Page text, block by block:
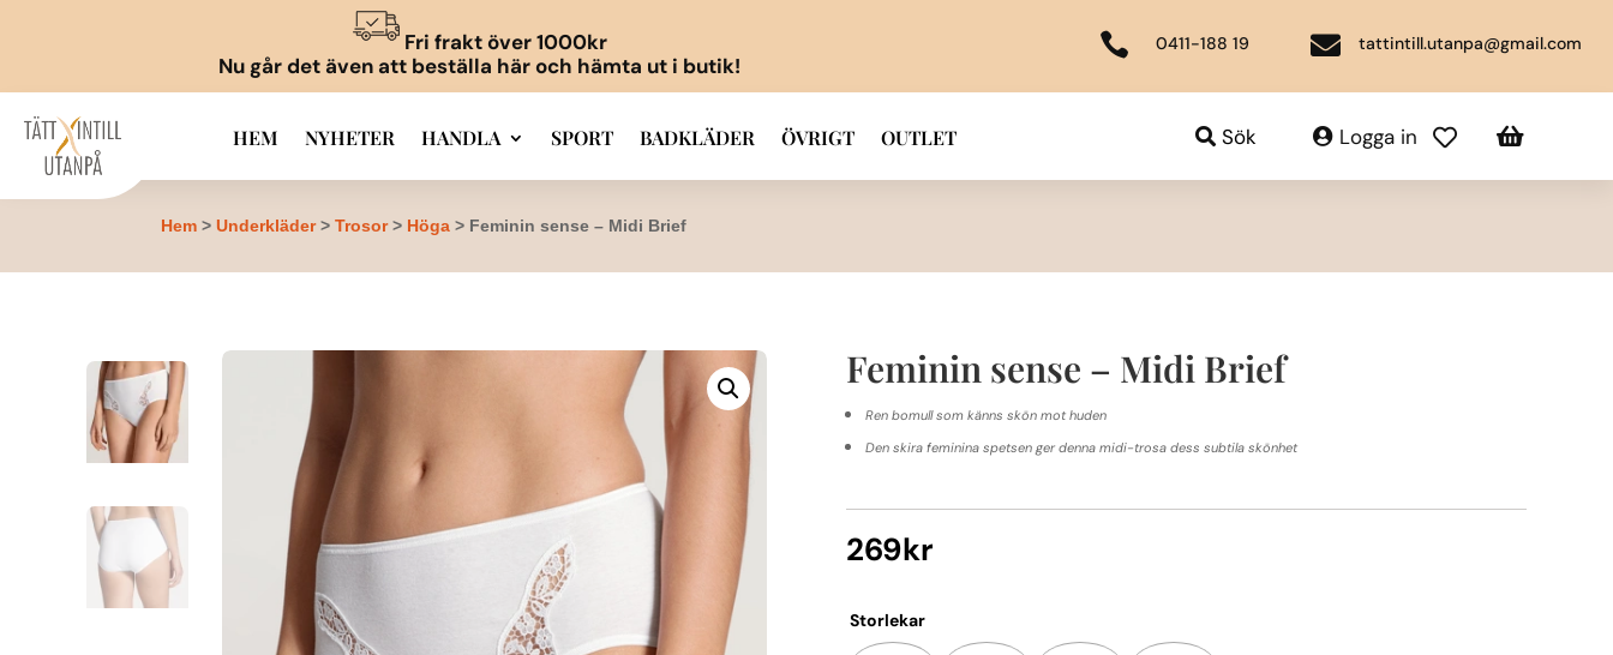
Fri frakt över 1000kr
Nu går det även att beställa här och hämta ut i butik!
 0411-188 19  tattintill.utanpa@gmail.com
HEM NYHETER HANDLA SPORT BADKLÄDER ÖVRIGT OUTLET  
Logga in
Sök
Hem >Underkläder>Trosor> Höga > Feminin sense – Midi Brief
Feminin sense – Midi Brief
Ren bomull som känns skön mot huden
Den skira feminina spetsen ger denna midi-trosa dess subtila skönhet
269kr
Storlekar